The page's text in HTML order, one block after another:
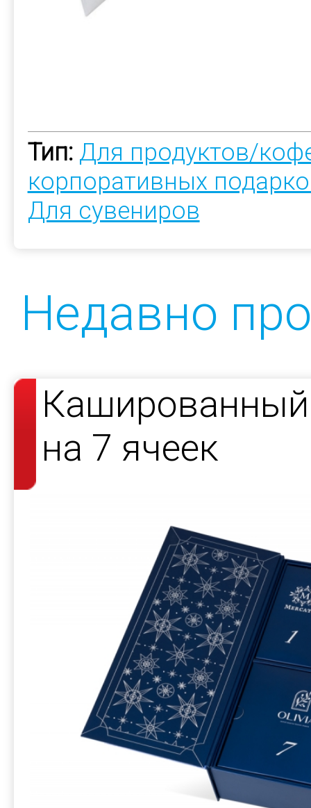
Тип: Для продуктов/
корпоративных
Для сувениров
Недавно
Кашированный
на 7 ячеек